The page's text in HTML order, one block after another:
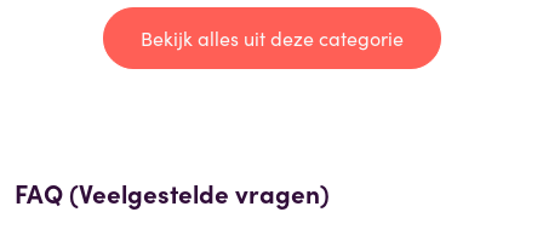
Bekijk alles uit deze categorie
FAQ (Veelgestelde vragen)